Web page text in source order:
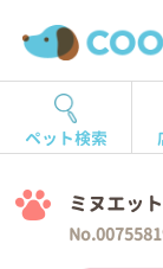
ペット検索
ミヌエッ